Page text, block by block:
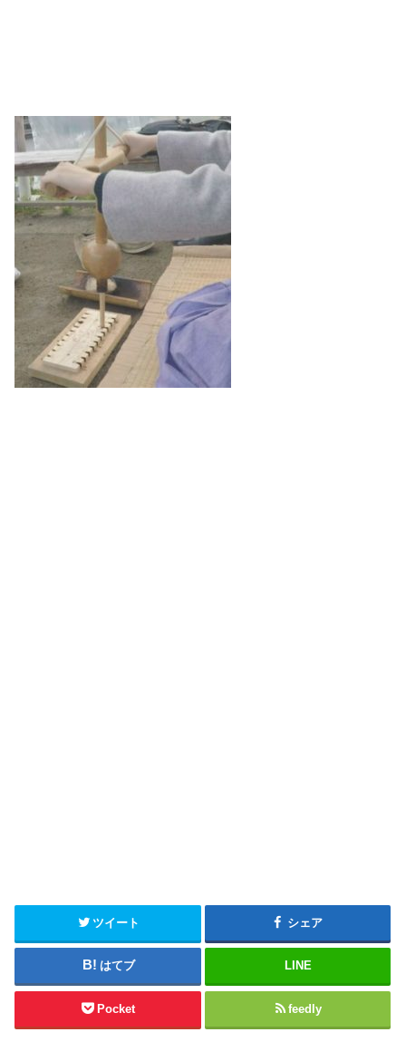
ツイート シェア
はてブ LINE
Pocket feedly